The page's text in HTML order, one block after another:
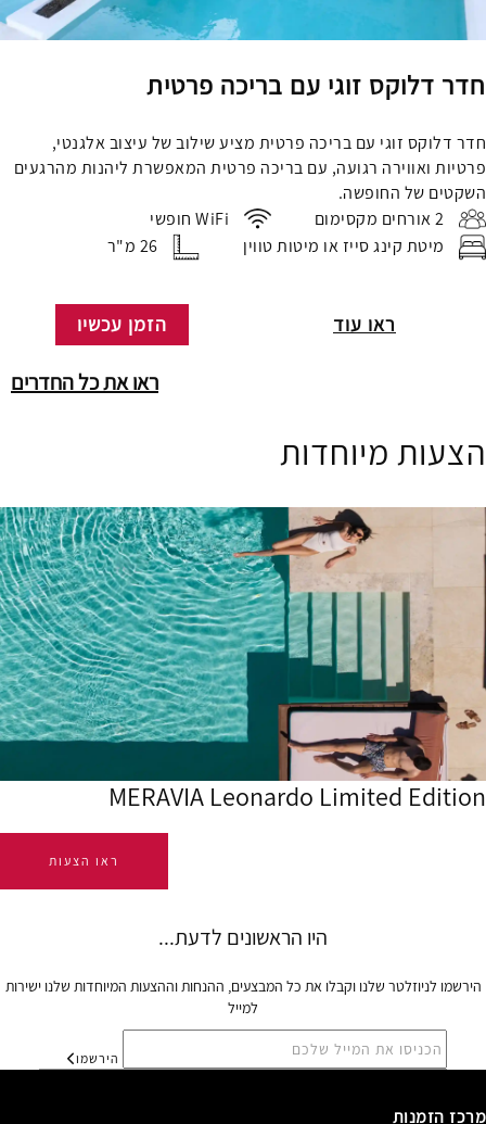
חדר דלוקס זוגי עם בריכה פרטית
חדר דלוקס זוגי עם בריכה פרטית מציע שילוב של עיצוב אלגנטי,
פרטיות ואווירה רגועה, עם בריכה פרטית המאפשרת ליהנות מהרגעים
השקטים של החופשה.
2 אורחים מקסימום
WiFi חופשי
מיטת קינג סייז או מיטות טווין
26 מ"ר
ראו עוד הזמן עכשיו
ראו את כל החדרים
הצעות מיוחדות
MERAVIA Leonardo Limited Edition
ראו הצעות
הירשמו לניוזלטר שלנו וקבלו את כל המבצעים, ההנחות וההצעות המיוחדות שלנו ישירות
למייל
הירשמו
מרכז הזמנות